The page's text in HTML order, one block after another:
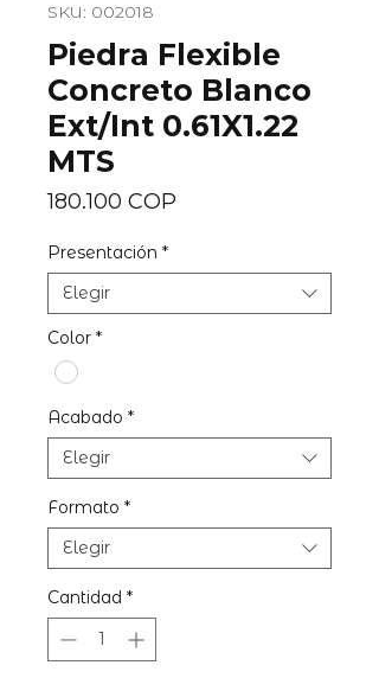
SKU: 002018
Piedra Flexible
Concreto Blanco
Ext/Int 0.61X1.22
MTS
180.100 COP
Presentación *
Elegir
Color *
Acabado *
Elegir
Formato *
Elegir
Cantidad *